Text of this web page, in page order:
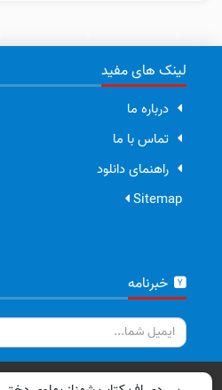
لینک های مفید
درباره ما
تماس با ما
راهنمای دانلود
Sitemap
خبرنامه
تمامی حقوق برای